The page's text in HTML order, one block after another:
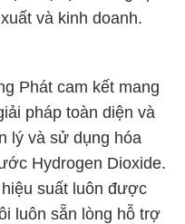
và kinh doanh.
Phát cam kết mang
pháp toàn diện và
lý và sử dụng hóa
Hydrogen Dioxide.
suất luôn được
luôn sẵn lòng hỗ trợ